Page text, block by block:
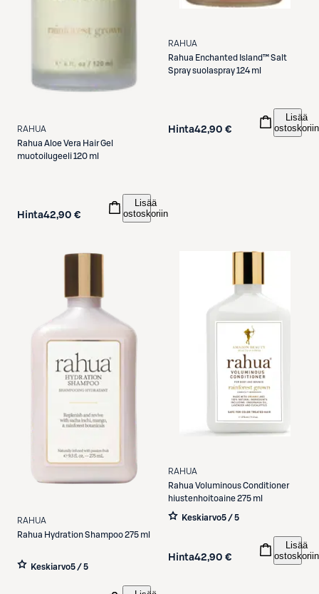
RAHUA
Rahua Aloe Vera Hair Gel
muotoilugeeli 120 ml
Hinta42,90 €
Lisää
ostoskoriin
RAHUA
Rahua Enchanted Island™ Salt
Spray suolaspray 124 ml
Hinta42,90 €
Lisää
ostoskoriin
RAHUA
Rahua Hydration Shampoo 275 ml
Keskiarvo5 / 5
RAHUA
Rahua Voluminous Conditioner
hiustenhoitoaine 275 ml
Keskiarvo5 / 5
Hinta42,90 €
Lisää
ostoskoriin